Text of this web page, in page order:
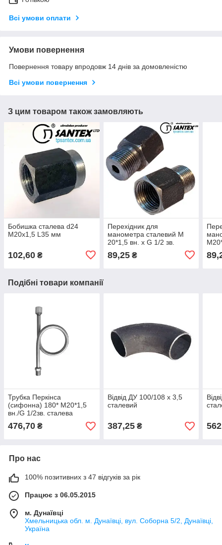
Всі умови оплати
Умови повернення
Повернення товару впродовж 14 днів за домовленістю
Всі умови повернення
З цим товаром також замовляють
Бобишка сталева d24
М20х1,5 L35 мм
102,60 ₴
Перехідник для
манометра сталевий М
20*1,5 вн. х G 1/2 зв.
89,25₴
Подібні товари компанії
Трубка Перкінса
(сифонна) 180* М20*1,5
вн./G 1/2зв. сталева
476,70 ₴
Відвід ДУ 100/108 х 3,5
сталевий
387,25₴
Про нас
100% позитивних з 47 відгуків за рік
Працює з 06.05.2015
м. Дунаївці
Хмельницька обл. м. Дунаївці, вул. Соборна 5/2, Дунаївці,
Україна